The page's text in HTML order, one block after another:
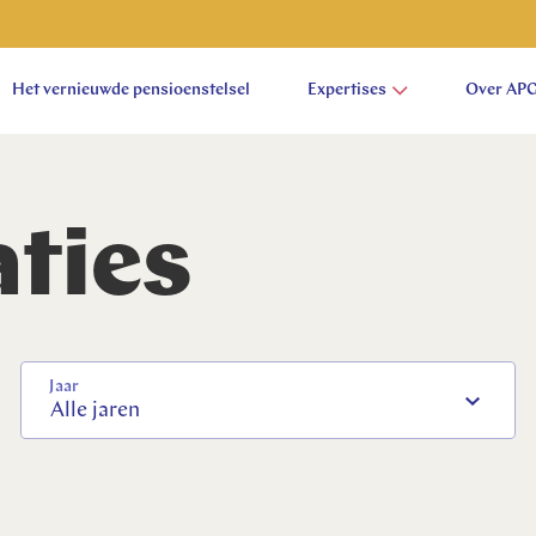
Het vernieuwde pensioenstelsel Expertises Over
Jaar
Alle jaren